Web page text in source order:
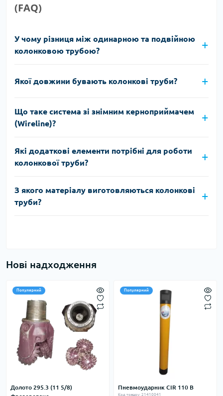
(FAQ)
У чому різниця між одинарною та подвійною
колонковою трубою?
Якої довжини бувають колонкові труби?
Що таке система зі знімним керноприймачем
(Wireline)?
Які додаткові елементи потрібні для роботи
колонкової труби?
З якого матеріалу виготовляються колонкові
труби?
Нові надходження
Популярний
Долото 295.3 (11 5/8)
Популярний
Пневмоударник CIR 110 В
Код товару: 21410041